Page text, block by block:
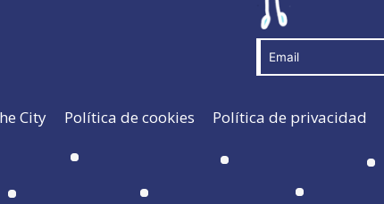
City Política de cookies Política de privacidad